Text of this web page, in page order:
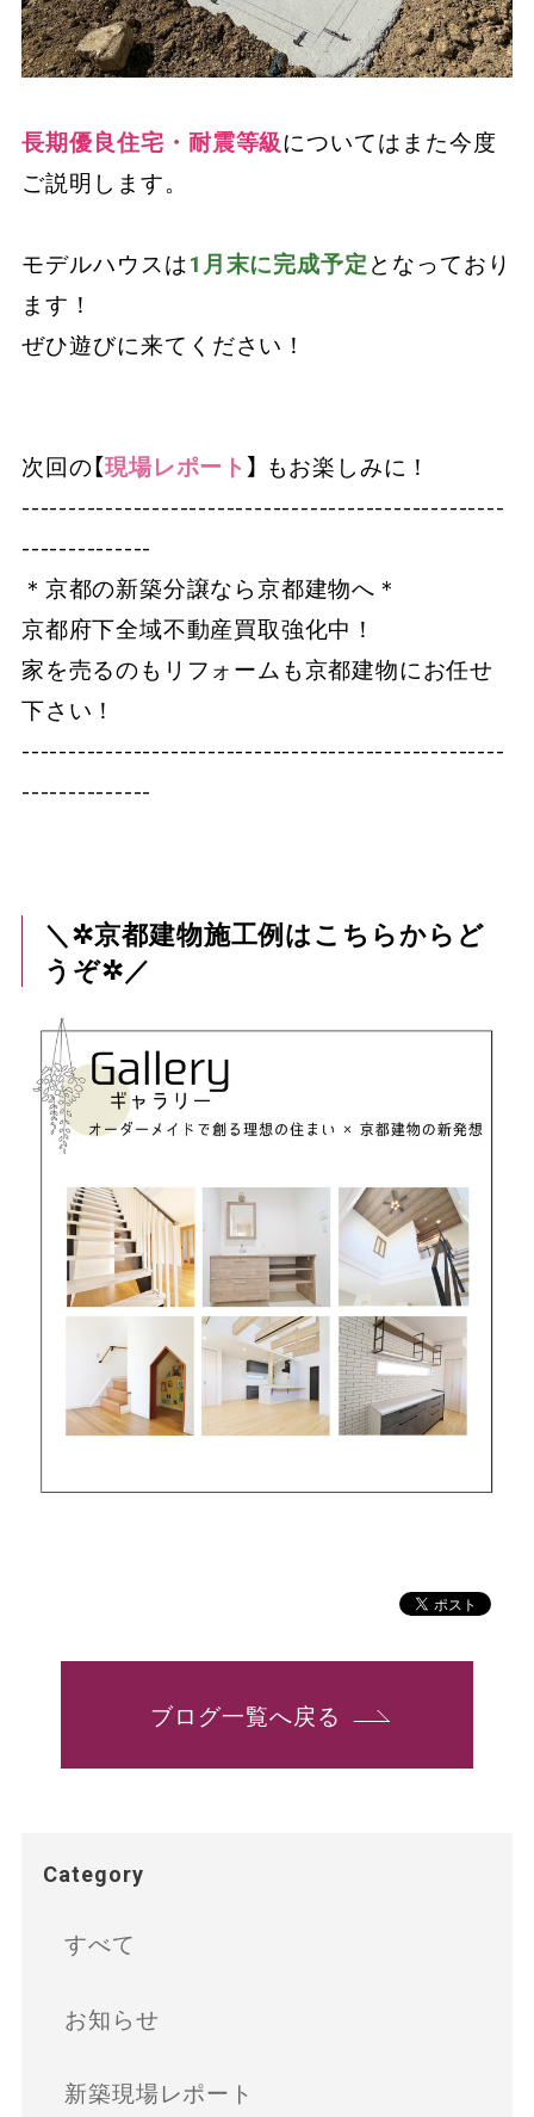
長期優良住宅・耐震等級についてはまた今度
ご説明します。
モデルハウスは1月末に完成予定となっており
ます！
ぜひ遊びに来てください！
次回の【現場レポート】 もお楽しみに！
----------------------------------------------------
--------------
＊京都の新築分譲なら京都建物へ＊
京都府下全域不動産買取強化中！
家を売るのもリフォームも京都建物にお任せ
下さい！
----------------------------------------------------
--------------
＼✲京都建物施工例はこちらからど
うぞ✲／
ブログ一覧へ戻る
Category
すべて
お知らせ
新築現場レポート